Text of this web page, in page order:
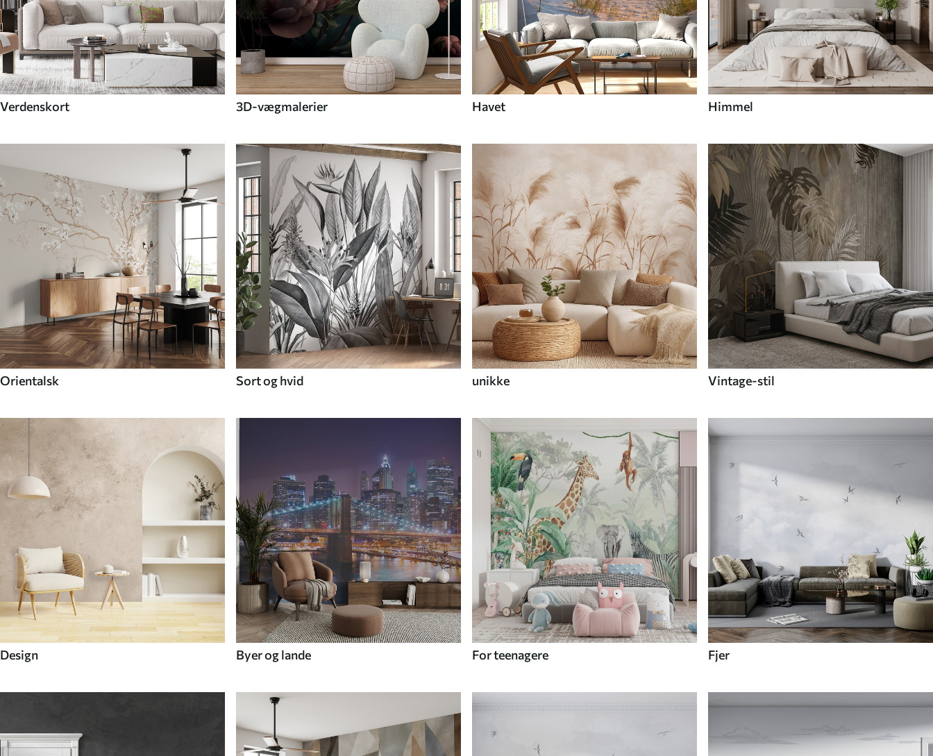
Verdenskort 3D-vægmalerier Havet Himmel
Orientalsk Sort og hvid unikke Vintage-stil
Design Byer og lande For teenagere Fjer